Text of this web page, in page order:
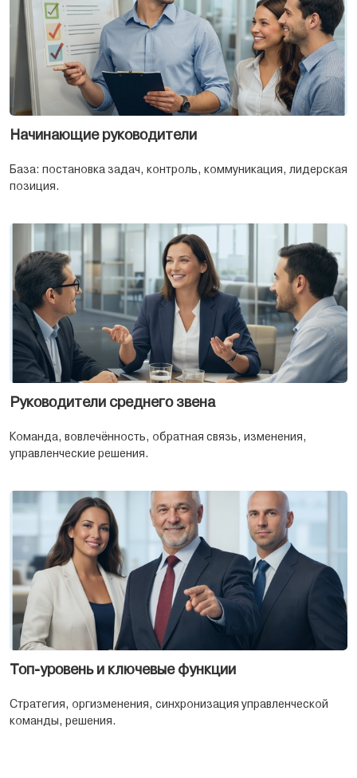
Начинающие руководители
База: постановка задач, контроль, коммуникация, лидерская
позиция.
Руководители среднего звена
Команда, вовлечённость, обратная связь, изменения,
управленческие решения.
Топ-уровень и ключевые функции
Стратегия, оргизменения, синхронизация управленческой
команды, решения.